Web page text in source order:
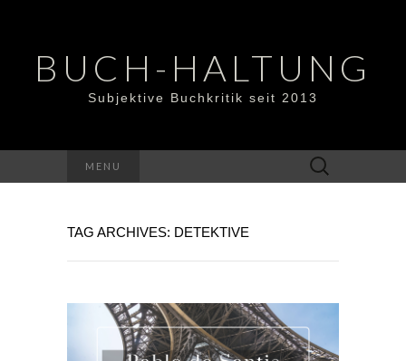
BUCH-HALTUNG
Subjektive Buchkritik seit 2013
MENU
Suchen
nach:
TAG ARCHIVES: DETEKTIVE